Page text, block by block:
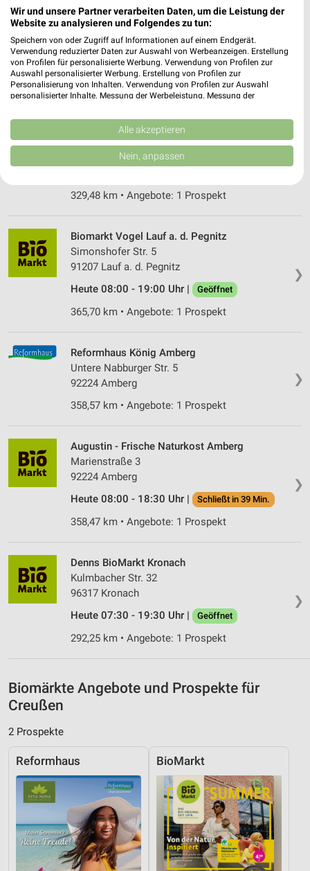
Reformhaus Sander Weiden
Oberer Markt 25
92637 Weiden
327,79 km • Angebote: 1 Prospekt
eseo Naturmarkt Weiden
Untere Bauscherstr. 21
92637 Weiden
329,48 km • Angebote: 1 Prospekt
❯
Biomarkt Vogel Lauf a. d. Pegnitz
Simonshofer Str. 5
91207 Lauf a. d. Pegnitz
Heute 08:00 - 19:00 Uhr |
Geöffnet
365,70 km • Angebote: 1 Prospekt
❯
Reformhaus König Amberg
Untere Nabburger Str. 5
92224 Amberg
358,57 km • Angebote: 1 Prospekt
❯
Augustin - Frische Naturkost Amberg
Marienstraße 3
92224 Amberg
Heute 08:00 - 18:30 Uhr |
Schließt in 39 Min.
358,47 km • Angebote: 1 Prospekt
❯
Denns BioMarkt Kronach
Kulmbacher Str. 32
96317 Kronach
Heute 07:30 - 19:30 Uhr |
Geöffnet
292,25 km • Angebote: 1 Prospekt
Biomärkte Angebote und Prospekte für
Creußen
2 Prospekte
Reformhaus BioMarkt
Wir und unsere Partner verarbeiten Daten, um die Leistung der
Website zu analysieren und Folgendes zu tun:
Speichern von oder Zugriff auf Informationen auf einem Endgerät.
Verwendung reduzierter Daten zur Auswahl von Werbeanzeigen. Erstellung
von Profilen für personalisierte Werbung. Verwendung von Profilen zur
Auswahl personalisierter Werbung. Erstellung von Profilen zur
Personalisierung von Inhalten. Verwendung von Profilen zur Auswahl
personalisierter Inhalte. Messung der Werbeleistung. Messung der
Kombinationen von Daten aus verschiedenen Quellen. Entwicklung und
Verbesserung der Angebote. Verwendung reduzierter Daten zur Auswahl
von Inhalten.
Daten können außerhalb der Europäischen Union weitergegeben und in die
Website/App.
IAB-Verarbeitungszwecke:
Speichern von oder Zugriff auf Informationen
auf einem Endgerät
Werbeanzeigen
Erstellung von Profilen für personalisierte
Werbung
Verwendung von Profilen zur Auswahl
Verwendung von Profilen zur Auswahl
personalisierter Inhalte
Messung der Werbeleistung
Analyse von Zielgruppen durch Statistiken oder
Kombinationen von Daten aus verschiedenen
Quellen
Entwicklung und Verbesserung der Angebote
Verwendung reduzierter Daten zur Auswahl von
Verwendung genauer Standortdaten
Geräte anhand von aktiv angeforderten
Informationen identifizieren
Nicht-IAB-Verarbeitungszwecke:
Notwendig
Performance
Funktional
Werbung
Alle akzeptieren
Nein, anpassen